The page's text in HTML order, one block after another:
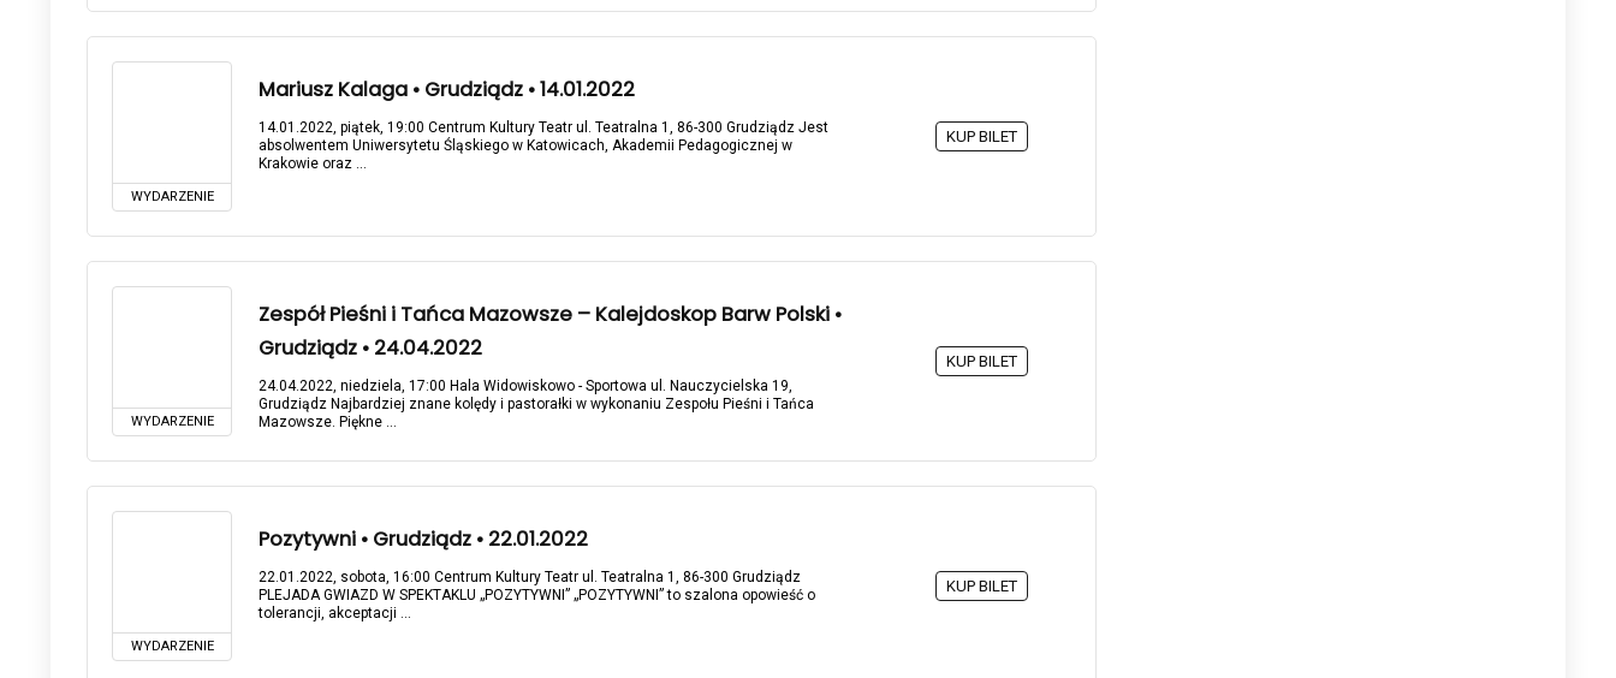
WYDARZENIE
Mariusz Kalaga • Grudziądz • 14.01.2022
14.01.2022, piątek, 19:00 Centrum Kultury Teatr ul. Teatralna 1, 86-300 Grudziądz Jest
absolwentem Uniwersytetu Śląskiego w Katowicach, Akademii Pedagogicznej w
Krakowie oraz ...
KUP BILET
WYDARZENIE
Zespół Pieśni i Tańca Mazowsze – Kalejdoskop Barw Polski •
Grudziądz • 24.04.2022
24.04.2022, niedziela, 17:00 Hala Widowiskowo - Sportowa ul. Nauczycielska 19,
Grudziądz Najbardziej znane kolędy i pastorałki w wykonaniu Zespołu Pieśni i Tańca
Mazowsze. Piękne ...
KUP BILET
WYDARZENIE
Pozytywni • Grudziądz • 22.01.2022
22.01.2022, sobota, 16:00 Centrum Kultury Teatr ul. Teatralna 1, 86-300 Grudziądz
PLEJADA GWIAZD W SPEKTAKLU „POZYTYWNI” „POZYTYWNI” to szalona opowieść o
tolerancji, akceptacji ...
KUP BILET